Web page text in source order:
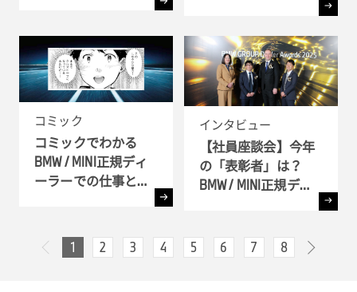
コミック
コミックでわかる
BMW / MINI正規ディ
ーラーでの仕事とキ
インタビュー
【社員座談会】今年
の「表彰者」は？
BMW / MINI正規ディ
) へ潜入
1 2 3 4 5 6 7 8